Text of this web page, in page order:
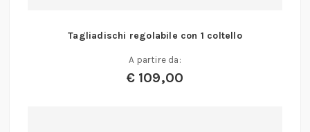
Tagliadischi regolabile con 1 coltello
A partire da:
€109,00